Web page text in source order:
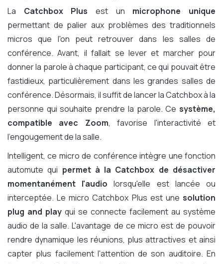
La Catchbox Plus est un microphone unique
permettant de palier aux problèmes des traditionnels
micros que l'on peut retrouver dans les salles de
conférence. Avant, il fallait se lever et marcher pour
donner la parole à chaque participant, ce qui pouvait être
fastidieux, particulièrement dans les grandes salles de
conférence. Désormais, il suffit de lancer la Catchbox à la
personne qui souhaite prendre la parole. Ce système,
compatible avec Zoom, favorise l'interactivité et
l'engougement de la salle.
Intelligent, ce micro de conférence intègre une fonction
automute qui permet à la Catchbox de désactiver
momentanément l'audio lorsqu'elle est lancée ou
interceptée. Le micro Catchbox Plus est une solution
plug and play qui se connecte facilement au système
audio de la salle. L'avantage de ce micro est de pouvoir
rendre dynamique les réunions, plus attractives et ainsi
capter plus facilement l'attention de son auditoire. En